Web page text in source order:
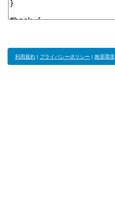
利用規約 | プライバシーポリシー | 推奨環境